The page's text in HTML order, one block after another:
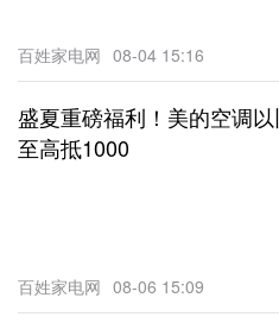
百姓家电网 08-04 15:16
盛夏重磅福利！美的空调
至高抵1000
百姓家电网 08-06 15:09